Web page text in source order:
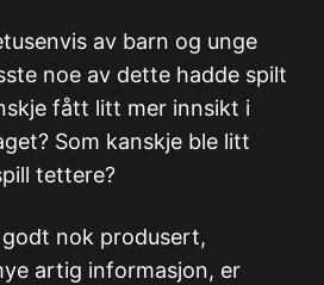
av barn og unge
noe av dette hadde spilt
fått litt mer innsikt i
Som kanskje ble litt
tettere?
godt nok produsert,
artig informasjon, er